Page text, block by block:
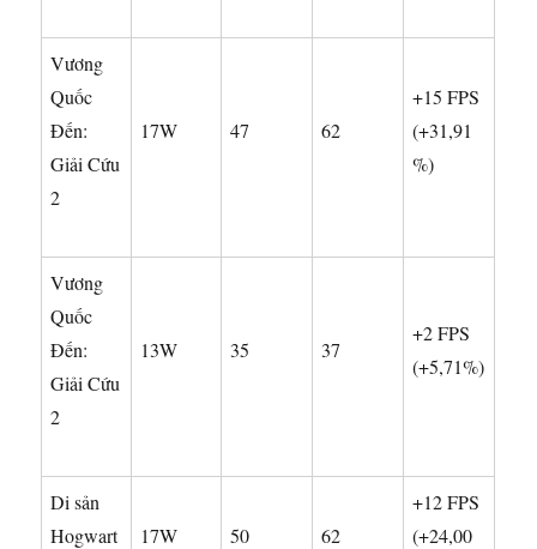
Vương
Quốc
Đến:
Giải Cứu
2
17W 47 62
+15 FPS
(+31,91
%)
Vương
Quốc
Đến:
Giải Cứu
2
13W 35 37
+2 FPS
(+5,71%)
Di sản
Hogwart
17W 50 62
+12 FPS
(+24,00